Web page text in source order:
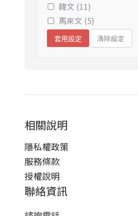
韓文 (11)
馬來文 (5)
套用設定 清除設定
相關說明
隱私權政策
服務條款
授權說明
聯絡資訊